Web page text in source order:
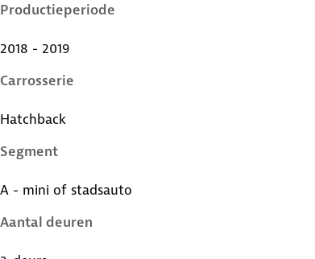
Productieperiode
2018 - 2019
Carrosserie
Hatchback
Segment
A - mini of stadsauto
Aantal deuren